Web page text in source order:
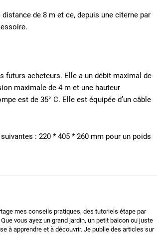
distance de 8 m et ce, depuis une citerne par
futurs acheteurs. Elle a un débit maximal de
maximale de 4 m et une hauteur
est de 35° C. Elle est équipée d’un câble
: 220 * 405 * 260 mm pour un poids
mes conseils pratiques, des tutoriels étape par
vous ayez un grand jardin, un petit balcon ou juste
à apprendre et à découvrir. Je publie des articles sur